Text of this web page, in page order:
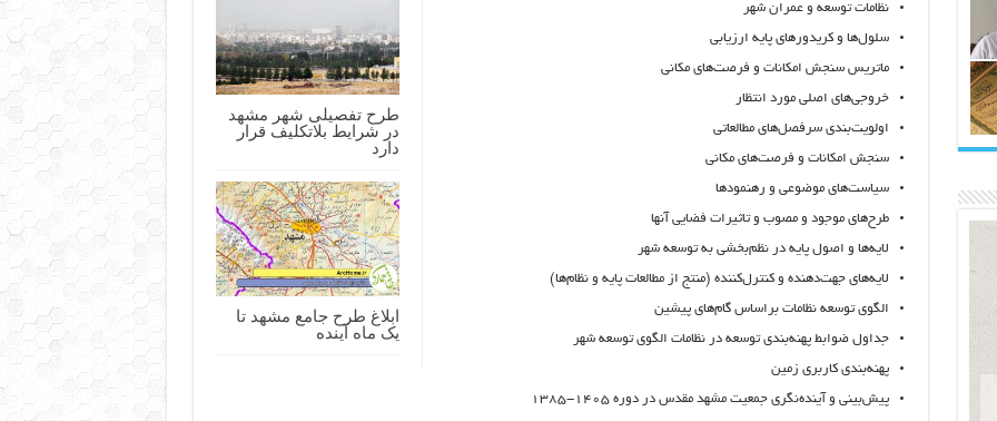
طرح تفصیلی شهر مشهد
در شرایط بلاتکلیف قرار
دارد
ابلاغ طرح جامع مشهد تا
یک ماه آینده
نظامات توسعه و عمران شهر
سلول‌ها و كريدورهاي پايه ارزيابي
ماتريس سنجش امكانات و فرصت‌هاي مكاني
خروجي‌هاي اصلي مورد انتظار
اولويت‌بندي سرفصل‌هاي مطالعاتي
سنجش امكانات و فرصت‌هاي مكاني
سياست‌هاي موضوعي و رهنمودها
طرح‌هاي موجود و مصوب و تاثيرات فضايي آنها
لايه‌ها و اصول پايه در نظم‌بخشي به توسعه شهر
لايه‌هاي جهت‌دهنده و كنترل‌كننده (منتج از مطالعات پايه و نظام‌ها)
الگوي توسعه نظامات براساس گام‌هاي پيشين
جداول ضوابط پهنه‌بندي توسعه در نظامات الگوي توسعه شهر
پهنه‌بندي كاربري زمين
پيش‌بيني و آينده‌نگري جمعيت مشهد مقدس در دوره ۱۴۰۵-۱۳۸۵